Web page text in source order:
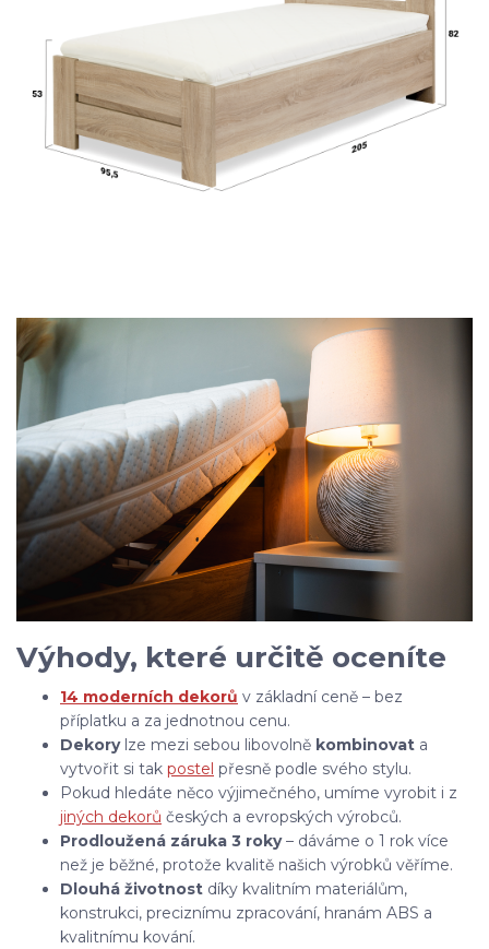
Výhody, které určitě oceníte
14 moderních dekorů v základní ceně – bez
příplatku a za jednotnou cenu.
Dekorylze mezi sebou libovolně kombinovat a
vytvořit si tak postel přesně podle svého stylu.
Pokud hledáte něco výjimečného, umíme vyrobit i z
jiných dekorů českých a evropských výrobců.
Prodloužená záruka 3 roky– dáváme o 1 rok více
než je běžné, protože kvalitě našich výrobků věříme.
Dlouhá životnost díky kvalitním materiálům,
konstrukci, preciznímu zpracování, hranám ABS a
kvalitnímu kování.